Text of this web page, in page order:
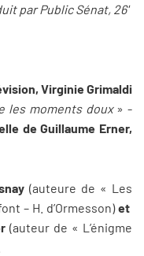
par Public Sénat, 26'
Virginie Grimaldi
les moments doux» -
de Guillaume Erner,
(auteure de « Les
– H. d’Ormesson)et
(auteur de « L’énigme